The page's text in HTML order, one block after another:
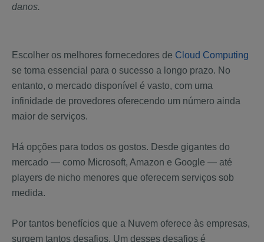
danos.
Escolher os melhores fornecedores de Cloud Computing
se torna essencial para o sucesso a longo prazo. No
entanto, o mercado disponível é vasto, com uma
infinidade de provedores oferecendo um número ainda
maior de serviços.
Há opções para todos os gostos. Desde gigantes do
mercado — como Microsoft, Amazon e Google — até
players de nicho menores que oferecem serviços sob
medida.
Por tantos benefícios que a Nuvem oferece às empresas,
surgem tantos desafios. Um desses desafios é